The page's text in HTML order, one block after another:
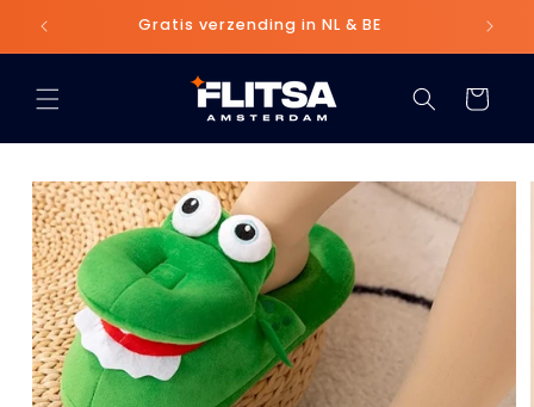
naar de
Gratis verzending in NL & BE
Winkelwagen
direct naar